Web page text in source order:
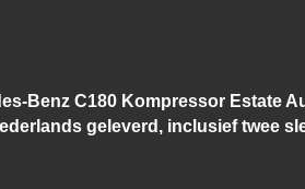
Benz C180 Kompressor Estate
geleverd, inclusief twee